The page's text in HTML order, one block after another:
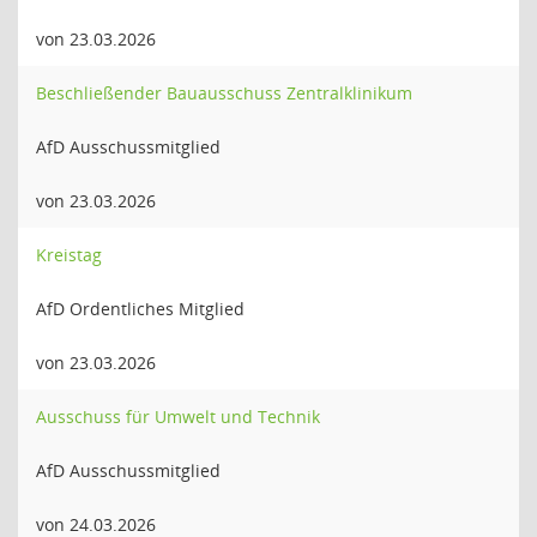
von 23.03.2026
Beschließender Bauausschuss Zentralklinikum
AfD Ausschussmitglied
von 23.03.2026
Kreistag
AfD Ordentliches Mitglied
von 23.03.2026
Ausschuss für Umwelt und Technik
AfD Ausschussmitglied
von 24.03.2026